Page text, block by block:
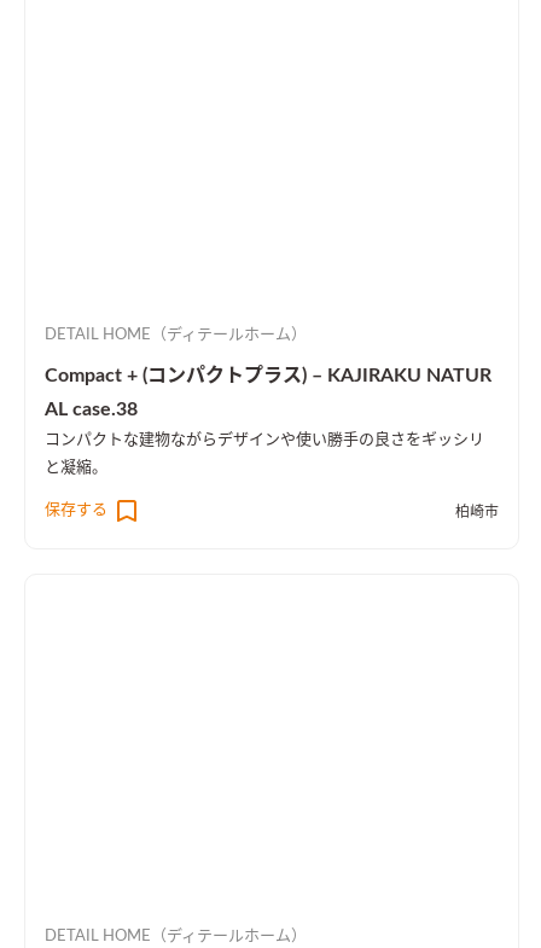
DETAIL HOME（ディテールホーム）
Compact + (コンパクトプラス) – KAJIRAKU NATUR
AL case.38
コンパクトな建物ながらデザインや使い勝手の良さをギッシリ
と凝縮。
保存する 柏崎市
DETAIL HOME（ディテールホーム）